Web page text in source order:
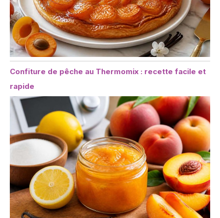
Confiture de pêche au Thermomix : recette facile et
rapide